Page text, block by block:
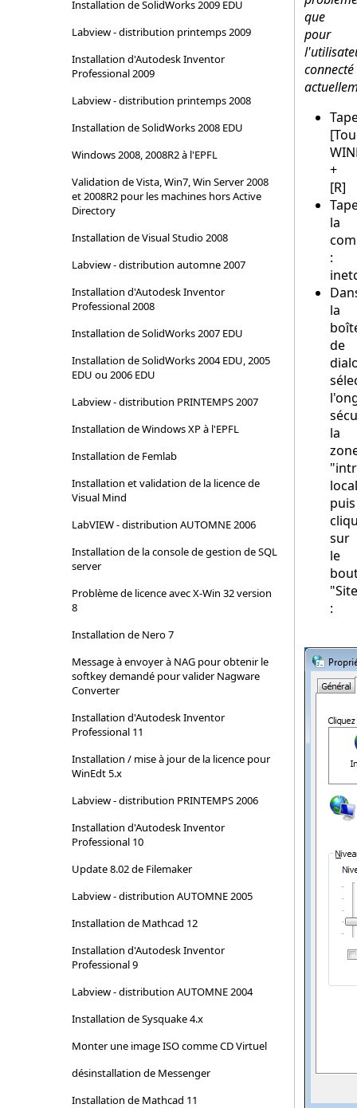
Installation de SolidWorks 2009 EDU
Labview - distribution printemps 2009
Installation d'Autodesk Inventor
Professional 2009
Labview - distribution printemps 2008
Installation de SolidWorks 2008 EDU
Windows 2008, 2008R2 à l'EPFL
Validation de Vista, Win7, Win Server 2008
et 2008R2 pour les machines hors Active
Directory
Installation de Visual Studio 2008
Labview - distribution automne 2007
Installation d'Autodesk Inventor
Professional 2008
Installation de SolidWorks 2007 EDU
Installation de SolidWorks 2004 EDU, 2005
EDU ou 2006 EDU
Labview - distribution PRINTEMPS 2007
Installation de Windows XP à l'EPFL
Installation de Femlab
Installation et validation de la licence de
Visual Mind
LabVIEW - distribution AUTOMNE 2006
Installation de la console de gestion de SQL
server
Problème de licence avec X-Win 32 version
8
Installation de Nero 7
Message à envoyer à NAG pour obtenir le
softkey demandé pour valider Nagware
Converter
Installation d'Autodesk Inventor
Professional 11
Installation / mise à jour de la licence pour
WinEdt 5.x
Labview - distribution PRINTEMPS 2006
Installation d'Autodesk Inventor
Professional 10
Update 8.02 de Filemaker
Labview - distribution AUTOMNE 2005
Installation de Mathcad 12
Installation d'Autodesk Inventor
Professional 9
Labview - distribution AUTOMNE 2004
Installation de Sysquake 4.x
Monter une image ISO comme CD Virtuel
désinstallation de Messenger
Installation de Mathcad 11
que
pour
connecté
+
[R]
la
:
la
de
la
puis
sur
le
: